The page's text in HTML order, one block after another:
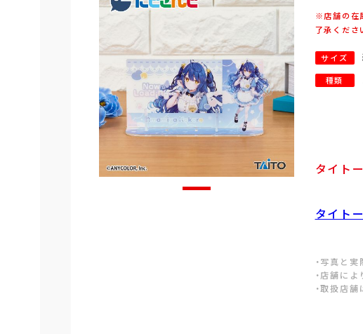
※店舗の在
了承くださ
サイズ
種類
タイト
タイト
・写真と
・店舗に
・取扱店